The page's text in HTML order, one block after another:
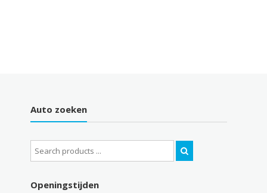
Auto zoeken
Search
for:
Openingstijden